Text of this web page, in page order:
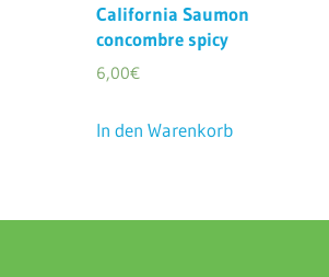
California Saumon
concombre spicy
6,00€
In den Warenkorb